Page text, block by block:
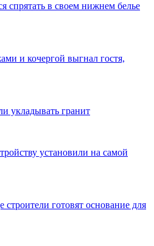
спрятать в своем нижнем белье
и кочергой выгнал гостя,
укладывать гранит
установили на самой
готовят основание для